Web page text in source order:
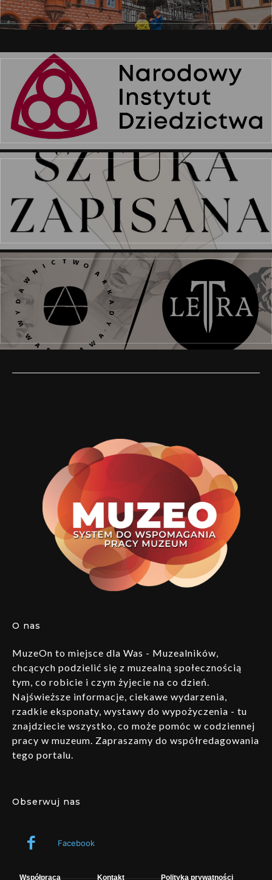
O nas
MuzeOn to miejsce dla Was - Muzealników,
chcących podzielić się z muzealną społecznością
tym, co robicie i czym żyjecie na co dzień.
Najświeższe informacje, ciekawe wydarzenia,
rzadkie eksponaty, wystawy do wypożyczenia - tu
znajdziecie wszystko, co może pomóc w codziennej
pracy w muzeum. Zapraszamy do współredagowania
tego portalu.
Obserwuj nas
Facebook
Współpraca Kontakt Polityka prywatności